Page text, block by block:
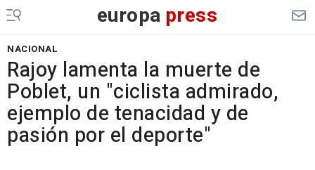
europa press
NACIONAL
Rajoy lamenta la muerte de
Poblet, un "ciclista admirado,
ejemplo de tenacidad y de
pasión por el deporte"